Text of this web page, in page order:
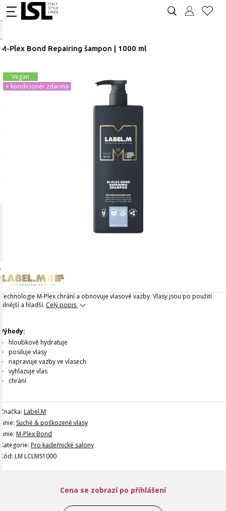
M-Plex Bond Repairing šampon | 1000 ml
Vegan
+ kondicionér zdarma
Technologie M-Plex chrání a obnovuje vlasové vazby. Vlasy jsou po použití
silnější a hladší. Celý popis
Výhody:
hloubkově hydratuje
posiluje vlasy
napravuje vazby ve vlasech
vyhlazuje vlas
chrání
Značka: Label.M
Linie: Suché & poškozené vlasy
Linie: M-Plex Bond
Kategorie: Pro kadeřnické salony
Kód: LM LCLMS1000
Cena se zobrazí po přihlášení